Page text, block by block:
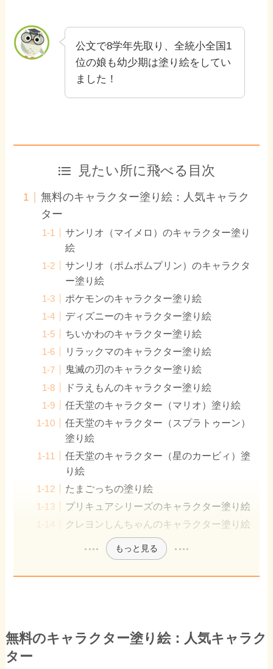
公文で8学年先取り、全統小全国1
位の娘も幼少期は塗り絵をしてい
ました！
見たい所に飛べる目次
無料のキャラクター塗り絵：人気キャラク
ター
サンリオ（マイメロ）のキャラクター塗り
絵
サンリオ（ポムポムプリン）のキャラクタ
ー塗り絵
ポケモンのキャラクター塗り絵
ディズニーのキャラクター塗り絵
ちいかわのキャラクター塗り絵
リラックマのキャラクター塗り絵
鬼滅の刃のキャラクター塗り絵
ドラえもんのキャラクター塗り絵
任天堂のキャラクター（マリオ）塗り絵
任天堂のキャラクター（スプラトゥーン）
塗り絵
任天堂のキャラクター（星のカービィ）塗
り絵
たまごっちの塗り絵
プリキュアシリーズのキャラクター塗り絵
クレヨンしんちゃんのキャラクター塗り絵
もっと見る
無料のキャラクター塗り絵：人気キャラク
ター